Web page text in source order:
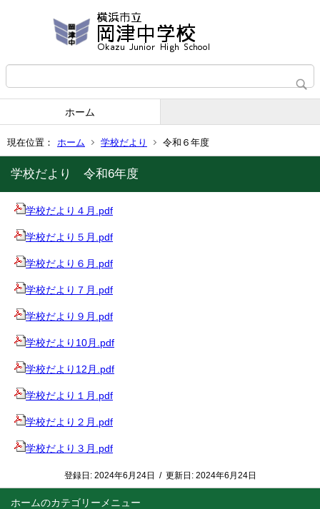
ホーム
現在位置： ホーム 学校だより 令和６年度
ホーム
学校だより 令和6年度
学校だより４月.pdf
学校だより５月.pdf
学校だより６月.pdf
学校だより７月.pdf
学校だより９月.pdf
学校だより10月.pdf
学校だより12月.pdf
学校だより１月.pdf
学校だより２月.pdf
学校だより３月.pdf
登録日: 2024年6月24日 / 更新日: 2024年6月24日